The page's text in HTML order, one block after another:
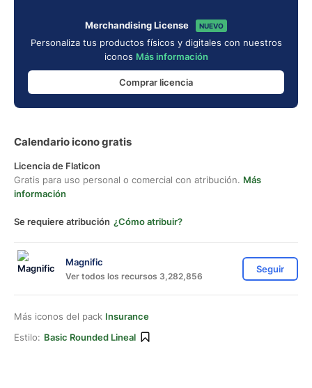
Merchandising License NUEVO
Personaliza tus productos físicos y digitales con nuestros
iconos Más información
Comprar licencia
Calendario icono gratis
Licencia de Flaticon
Gratis para uso personal o comercial con atribución. Más
información
Se requiere atribución ¿Cómo atribuir?
Magnific
Ver todos los recursos 3,282,856
Seguir
Más iconos del pack Insurance
Estilo: Basic Rounded Lineal